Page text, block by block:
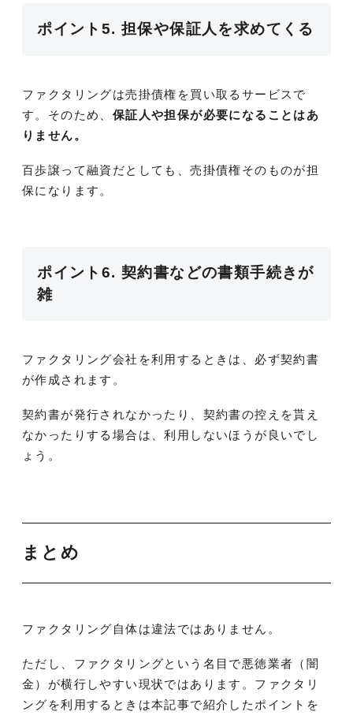
ポイント5. 担保や保証人を求めてくる
ファクタリングは売掛債権を買い取るサービスで
す。そのため、 保証人や担保が必要になることはあ
りません。
百歩譲って融資だとしても、売掛債権そのものが担
保になります。
ポイント6. 契約書などの書類手続きが
雑
ファクタリング会社を利用するときは、必ず契約書
が作成されます。
契約書が発行されなかったり、契約書の控えを貰え
なかったりする場合は、利用しないほうが良いでし
ょう。
まとめ
ファクタリング自体は違法ではありません。
ただし、ファクタリングという名目で悪徳業者（闇
金）が横行しやすい現状ではあります。ファクタリ
ングを利用するときは本記事で紹介したポイントを